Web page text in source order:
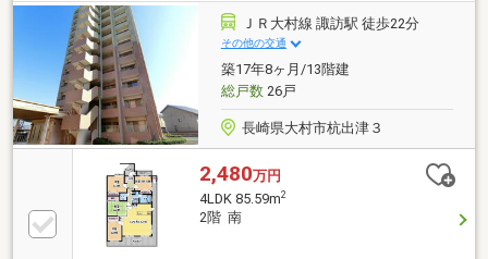
ＪＲ大村線 諏訪駅 徒歩22分
その他の交通
築17年8ヶ月/13階建
総戸数26戸
長崎県大村市杭出津３
2,480万円
4LDK 85.59m2
2階 南